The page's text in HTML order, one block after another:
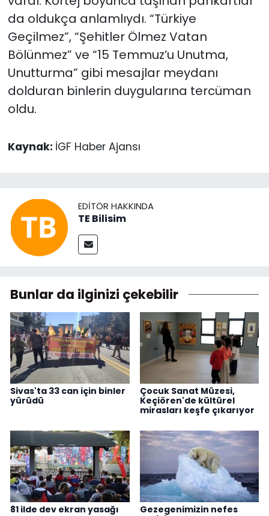
da oldukça anlamlıydı. “Türkiye
Geçilmez”, “Şehitler Ölmez Vatan
Bölünmez” ve “15 Temmuz’u Unutma,
Unutturma” gibi mesajlar meydanı
dolduran binlerin duygularına tercüman
oldu.
Kaynak: İGF Haber Ajansı
EDITÖR HAKKINDA
TE Bilisim
Bunlar da ilginizi çekebilir
Sivas'ta 33 can için binler
yürüdü
Çocuk Sanat Müzesi,
Keçiören'de kültürel
mirasları keşfe çıkarıyor
81 ilde dev ekran yasağı
Gezegenimizin nefes